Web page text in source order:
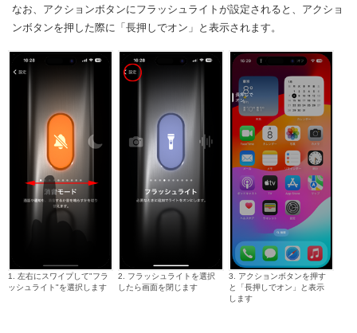
なお、アクションボタンにフラッシュライトが設定されると、アクショ
ンボタンを押した際に「長押しでオン」と表示されます。
1. 左右にスワイプして"フラ
ッシュライト"を選択します
2. フラッシュライトを選択
したら画面を閉じます
3. アクションボタンを押す
と「長押しでオン」と表示
します